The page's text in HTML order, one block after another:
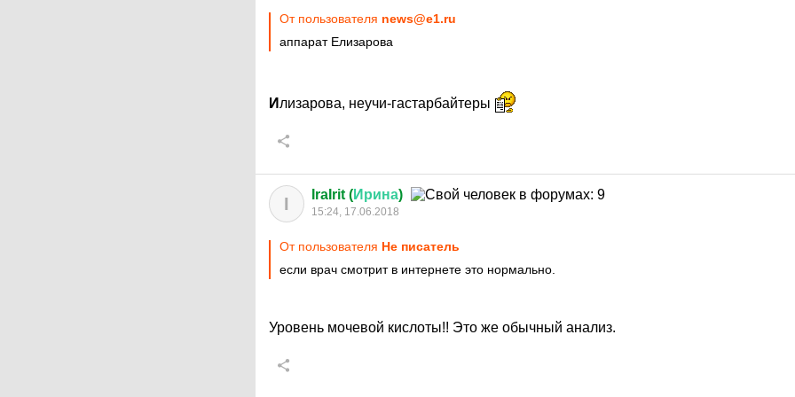
От пользователя news@e1.ru
аппарат Елизарова
И лизарова, неучи-гастарбайтеры
I IraIrit (Ирина)
15:24, 17.06.2018
От пользователя Не писатель
если врач смотрит в интернете это нормально.
Уровень мочевой кислоты!! Это же обычный анализ.